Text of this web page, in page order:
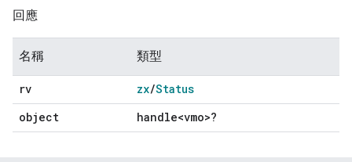
回應
名稱 類型
rv zx/Status
object
handle<vmo>?